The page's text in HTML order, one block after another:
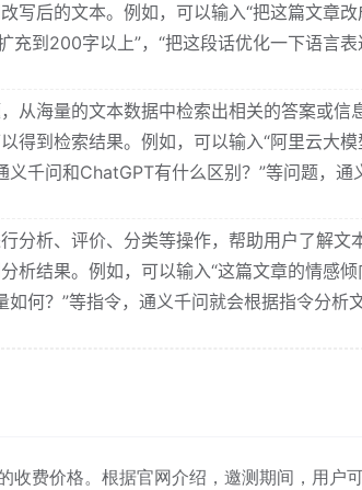
写后的文本。例如，可以输入“把这篇文章改
充到200字以上”，“把这段话优化一下语言表
从海量的文本数据中检索出相关的答案或信息
得到检索结果。例如，可以输入“阿里云大模
义千问和ChatGPT有什么区别？”等问题，通
分析、评价、分类等操作，帮助用户了解文
析结果。例如，可以输入“这篇文章的情感倾
如何？”等指令，通义千问就会根据指令分析
收费价格。根据官网介绍，邀测期间，用户